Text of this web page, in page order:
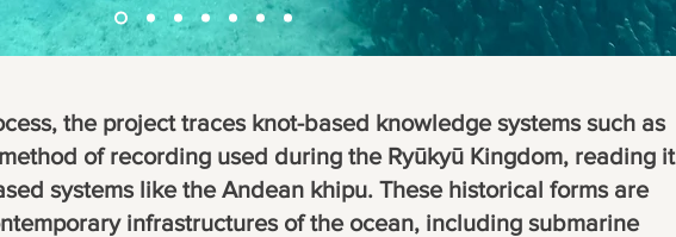
the project traces knot-based knowledge systems such as
of recording used during the Ryūkyū Kingdom, reading it
systems like the Andean khipu. These historical forms are
infrastructures of the ocean, including submarine